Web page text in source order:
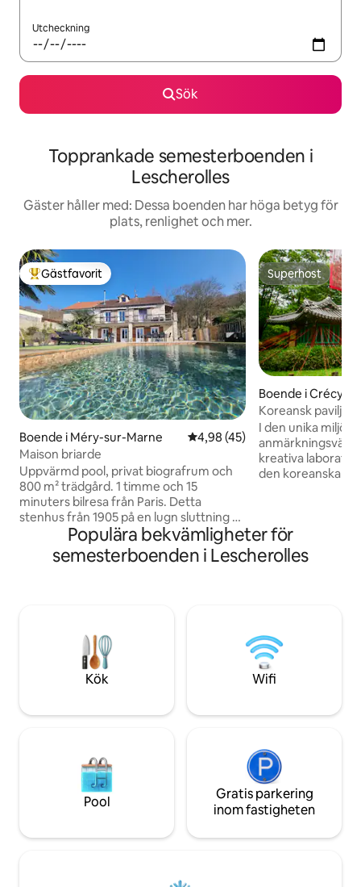
Utcheckning
Sök
Topprankade semesterboenden i
Lescherolles
Gäster håller med: Dessa boenden har höga betyg för
plats, renlighet och mer.
Populär gästfavorit
Gästfavorit
Boende i Méry-sur-Marne 4,98 av 5 i genomsnittligt
4,98 (45)
Maison briarde
Uppvärmd pool, privat biografrum och
800 m² trädgård. 1 timme och 15
minuters bilresa från Paris. Detta
stenhus från 1905 på en lugn sluttning på
landsbygden i Brie erbjuder en lägenhet
på 130 m² med egen ingång, 2 sovrum,
utrustat kök och ett särskilt biografrum
minuters bilresa bort, Disneyland 35
minuter. Perfekt för familjer, vänner, par
eller mindre arbetsresor.
Superhost
Superhost
Boende i Crécy-
Koreansk
I den unika miljön
kreativa
den koreanska
solnedgången. Paviljongen är en lugn
plats för att
är också en
Populära bekvämligheter för
semesterboenden i Lescherolles
Kök Wifi
Pool
Gratis parkering
inom fastigheten